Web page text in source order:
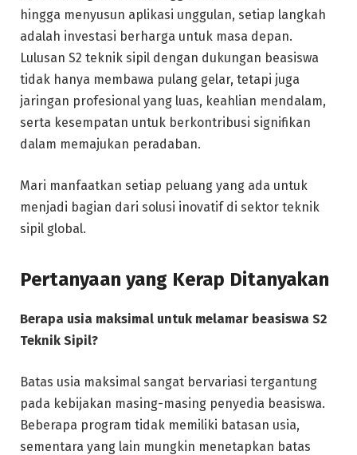
hingga menyusun aplikasi unggulan, setiap langkah
adalah investasi berharga untuk masa depan.
Lulusan S2 teknik sipil dengan dukungan beasiswa
tidak hanya membawa pulang gelar, tetapi juga
jaringan profesional yang luas, keahlian mendalam,
serta kesempatan untuk berkontribusi signifikan
dalam memajukan peradaban.
Mari manfaatkan setiap peluang yang ada untuk
menjadi bagian dari solusi inovatif di sektor teknik
sipil global.
Pertanyaan yang Kerap Ditanyakan
Berapa usia maksimal untuk melamar beasiswa S2
Teknik Sipil?
Batas usia maksimal sangat bervariasi tergantung
pada kebijakan masing-masing penyedia beasiswa.
Beberapa program tidak memiliki batasan usia,
sementara yang lain mungkin menetapkan batas